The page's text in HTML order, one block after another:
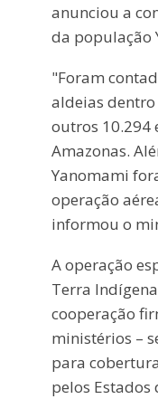
anunciou a
da população
"Foram
aldeias
outros 10.294
Amazonas.
Yanomami
operação
informou o
A operação
Terra
cooperação
ministérios –
para
pelos Estados